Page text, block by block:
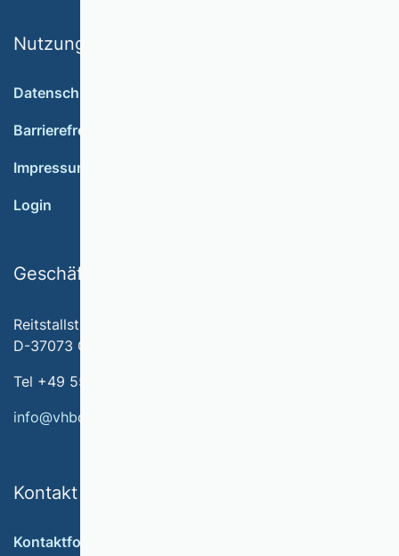
Nutzungsbedingungen
Datenschutz
Barrierefreiheit
Impressum
Login
Geschäftsstelle
Reitstallstr. 7
D-37073 Göttingen
Tel +49 551 79778-566
info@vhbonline.org
Kontakt
Kontaktformular